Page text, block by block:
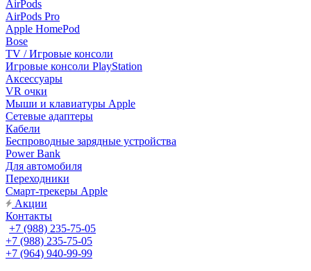
AirPods
AirPods Pro
Apple HomePod
Bose
TV / Игровые консоли
Игровые консоли PlayStation
Аксессуары
VR очки
Мыши и клавиатуры Apple
Сетевые адаптеры
Кабели
Беспроводные зарядные устройства
Power Bank
Для автомобиля
Переходники
Смарт-трекеры Apple
Акции
Контакты
+7 (988) 235-75-05
+7 (988) 235-75-05
+7 (964) 940-99-99